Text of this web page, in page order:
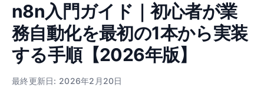
n8n入門ガイド｜初心者が業
務自動化を最初の1本から実装
する手順【2026年版】
最終更新日: 2026年2月20日